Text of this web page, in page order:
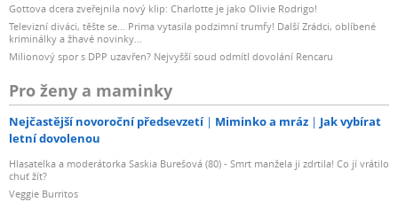
Gottova dcera zveřejnila nový klip: Charlotte je jako Olivie Rodrigo!
Televizní diváci, těšte se... Prima vytasila podzimní trumfy! Další Zrádci, oblíbené
kriminálky a žhavé novinky...
Milionový spor s DPP uzavřen? Nejvyšší soud odmítl dovolání Rencaru
Pro ženy a maminky
Nejčastější novoroční předsevzetí Miminko a mráz
Jak vybírat
letní dovolenou
Hlasatelka a moderátorka Saskia Burešová (80) - Smrt manžela ji zdrtila! Co jí vrátilo
chuť žít?
Veggie Burritos